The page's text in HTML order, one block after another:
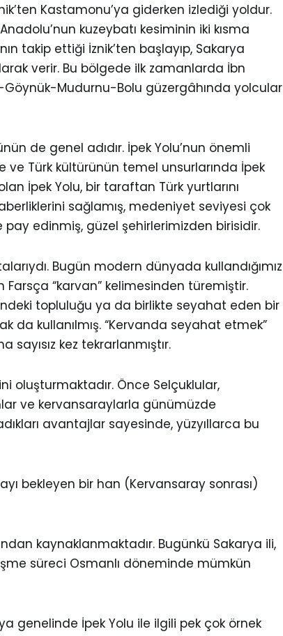
Kastamonu’ya giderken izlediği yoldur.
kuzeybatı kesiminin iki kısma
takip ettiği İznik’ten başlayıp, Sakarya
verir. Bu bölgede ilk zamanlarda İbn
Mudurnu-Bolu güzergâhında yolcular
de genel adıdır. İpek Yolu’nun önemli
ve Türk kültürünün temel unsurlarında İpek
İpek Yolu, bir taraftan Türk yurtlarını
sağlamış, medeniyet seviyesi çok
edinmiş, güzel şehirlerimizden birisidir.
Bugün modern dünyada kullandığımız
“karvan” kelimesinden türemiştir.
topluluğu ya da birlikte seyahat eden bir
da kullanılmış. “Kervanda seyahat etmek”
kez tekrarlanmıştır.
oluşturmaktadır. Önce Selçuklular,
ve kervansaraylarla günümüzde
avantajlar sayesinde, yüzyıllarca bu
bekleyen bir han (Kervansaray sonrası)
kaynaklanmaktadır. Bugünkü Sakarya ili,
süreci Osmanlı döneminde mümkün
genelinde İpek Yolu ile ilgili pek çok örnek